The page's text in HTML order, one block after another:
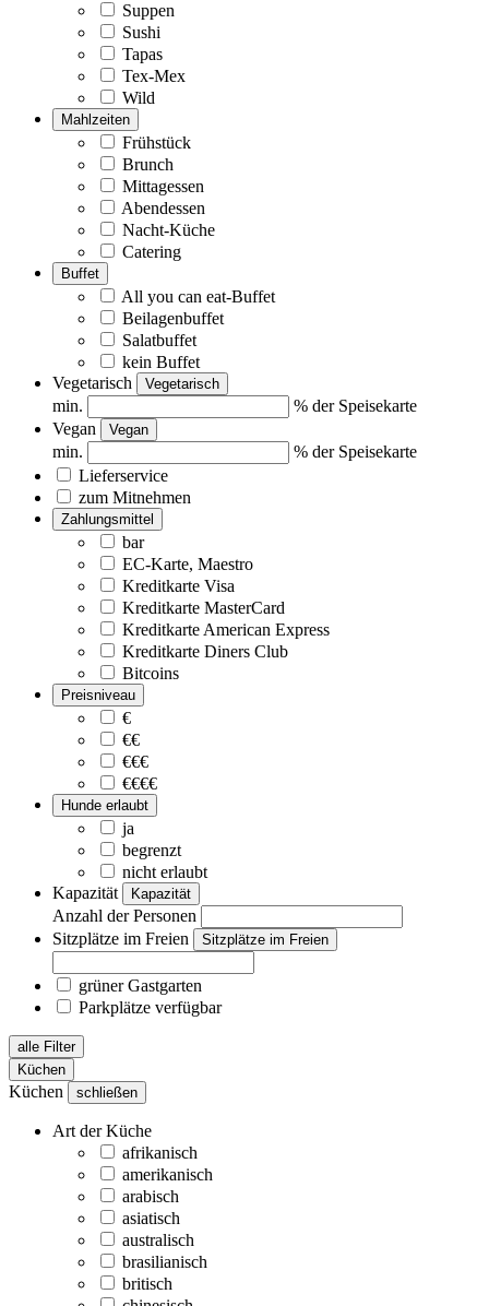
Suppen
Sushi
Tapas
Tex-Mex
Wild
Mahlzeiten
Frühstück
Brunch
Mittagessen
Abendessen
Nacht-Küche
Catering
Buffet
All you can eat-Buffet
Beilagenbuffet
Salatbuffet
kein Buffet
Vegetarisch
Vegetarisch
min.
% der Speisekarte
Vegan
Vegan
min.
% der Speisekarte
Lieferservice
zum Mitnehmen
Zahlungsmittel
bar
EC-Karte, Maestro
Kreditkarte Visa
Kreditkarte MasterCard
Kreditkarte American Express
Kreditkarte Diners Club
Bitcoins
Preisniveau
€
€€
€€€
€€€€
Hunde erlaubt
ja
begrenzt
nicht erlaubt
Kapazität
Kapazität
Anzahl der Personen
Sitzplätze im Freien
Sitzplätze im Freien
grüner Gastgarten
Parkplätze verfügbar
alle Filter
Küchen
Küchen schließen
Art der Küche
afrikanisch
amerikanisch
arabisch
asiatisch
australisch
brasilianisch
britisch